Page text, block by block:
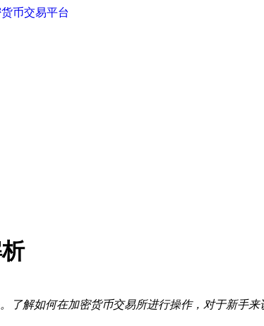
了解如何在加密货币交易所进行操作，对于新手